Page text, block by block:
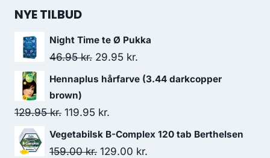
337.00 kr..
NYE TILBUD
Night Time te Ø Pukka
46.95kr. Den
oprindelige
var:
46.95 kr..
29.95 kr.
aktuelle
29.95 kr..
Hennaplus hårfarve (3.44 darkcopper
brown)
129.95kr. Den
oprindelige
pris
119.95 kr.
aktuelle
pris
Vegetabilsk B-Complex 120 tab Berthelsen
159.00kr. Den
129.00 kr.